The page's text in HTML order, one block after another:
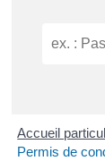
Accueil
Permis de